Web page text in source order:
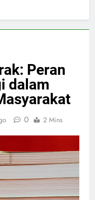
Peran
dalam
0 2 Mins